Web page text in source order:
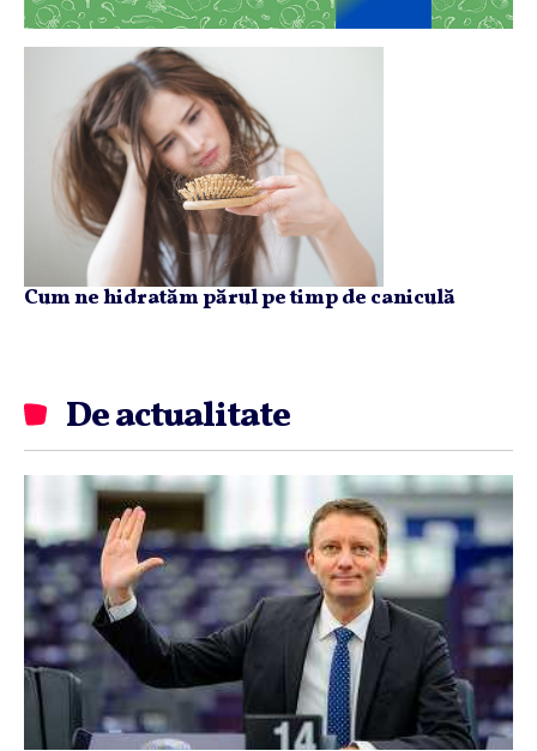
Cum ne hidratăm părul pe timp de caniculă
De actualitate